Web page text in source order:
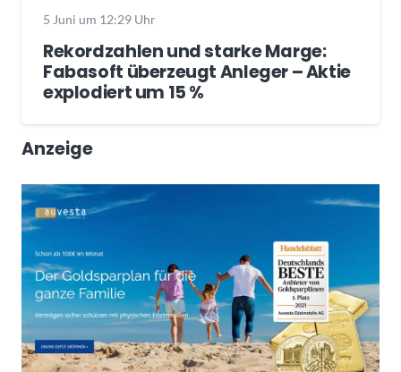
5 Juni um 12:29 Uhr
Rekordzahlen und starke Marge:
Fabasoft überzeugt Anleger – Aktie
explodiert um 15 %
Anzeige